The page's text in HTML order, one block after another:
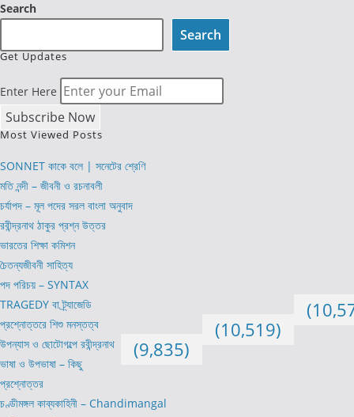
Search
Search
Get Updates
Enter Here
Most Viewed Posts
SONNET কাকে বলে | সনেটের শ্রেণি
মতি নন্দী – জীবনী ও রচনাবলী
চর্যাপদ – মূল পদের সরল বাংলা অনুবাদ
রবীন্দ্রনাথ ঠাকুর প্রশ্ন উত্তর
ভারতের শিক্ষা কমিশন
চৈতন্যজীবনী সাহিত্য
পদ পরিচয় – SYNTAX
TRAGEDY বা ট্র্যাজেডি
প্রশ্নোত্তরে শিশু মনস্তত্ব (10,519)
উপন্যাস ও ছোটোগল্পে রবীন্দ্রনাথ (9,835)
ভাষা ও উপভাষা – কিছু
প্রশ্নোত্তর
চণ্ডীমঙ্গল কাব্যকাহিনী – Chandimangal